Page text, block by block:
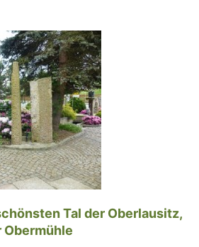
Tal der Oberlausitz,
Obermühle